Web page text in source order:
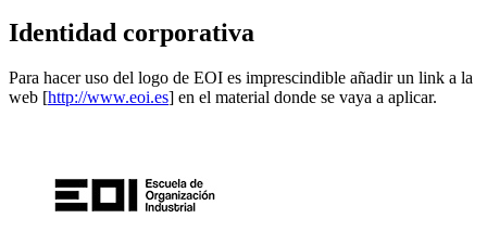
Identidad corporativa
Para hacer uso del logo de EOI es imprescindible añadir un link a la
web [http://www.eoi.es] en el material donde se vaya a aplicar.